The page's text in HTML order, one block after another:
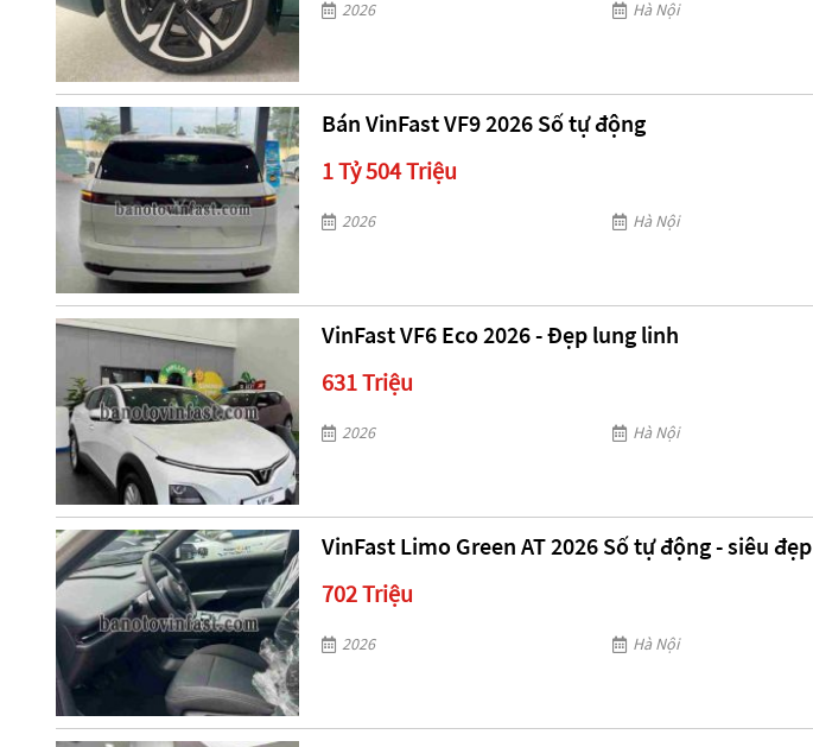
2026 Hà Nội
Bán VinFast VF9 2026 Số tự động
1 Tỷ 504 Triệu
2026 Hà Nội
VinFast VF6 Eco 2026 - Đẹp lung linh
631 Triệu
2026 Hà Nội
VinFast Limo Green AT 2026 Số tự động - siêu đẹp
702 Triệu
2026 Hà Nội